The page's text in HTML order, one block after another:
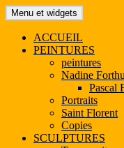
Aller
au
contenu
Madame Martoll
analyses de tableaux –
Menu et widgets
ACCUEIL
PEINTURES
peintures
Nadine
Pascal
Portraits
Saint Florent
Copies
SCULPTURES